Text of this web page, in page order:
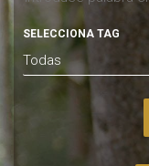
SELECCIONA TAG